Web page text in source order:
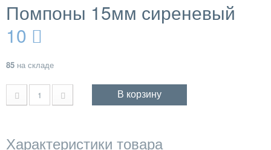
Помпоны 15мм сиреневый
10
85 на складе
В корзину
Характеристики товара